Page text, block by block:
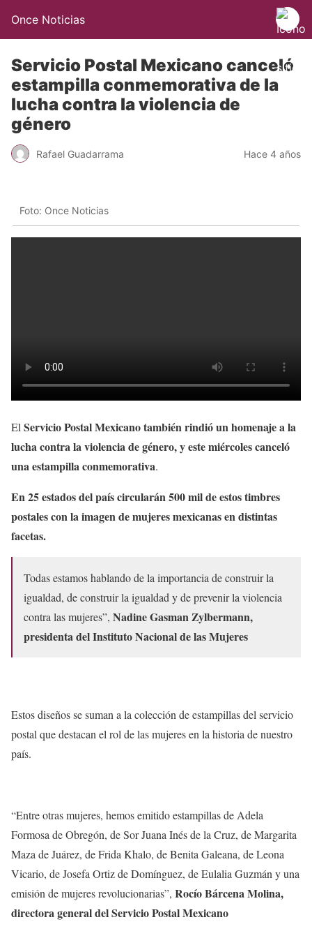
Once Noticias
Servicio Postal Mexicano canceló
estampilla conmemorativa de la
lucha contra la violencia de
género
Rafael Guadarrama Hace 4 años
Foto: Once Noticias
El Servicio Postal Mexicano también rindió un homenaje a la
lucha contra la violencia de género, y este miércoles canceló
una estampilla conmemorativa.
En 25 estados del país circularán 500 mil de estos timbres
postales con la imagen de mujeres mexicanas en distintas
facetas.
Todas estamos hablando de la importancia de construir la
igualdad, de construir la igualdad y de prevenir la violencia
contra las mujeres”, Nadine Gasman Zylbermann,
presidenta del Instituto Nacional de las Mujeres
Estos diseños se suman a la colección de estampillas del servicio
postal que destacan el rol de las mujeres en la historia de nuestro
país.
“Entre otras mujeres, hemos emitido estampillas de Adela
Formosa de Obregón, de Sor Juana Inés de la Cruz, de Margarita
Maza de Juárez, de Frida Khalo, de Benita Galeana, de Leona
Vicario, de Josefa Ortiz de Domínguez, de Eulalia Guzmán y una
emisión de mujeres revolucionarias”, Rocío Bárcena Molina,
directora general del Servicio Postal Mexicano